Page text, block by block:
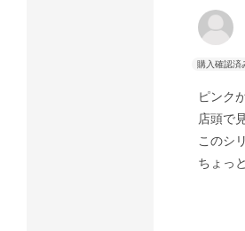
ピンク
店頭で
このシ
ちょっ